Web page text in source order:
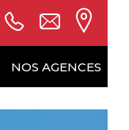
NOS AGENCES